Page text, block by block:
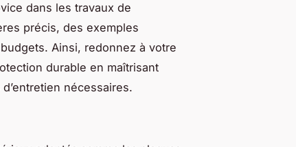
dans les travaux de
précis, des exemples
Ainsi, redonnez à votre
durable en maîtrisant
nécessaires.